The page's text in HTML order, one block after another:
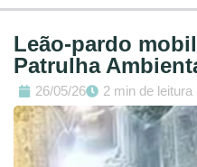
Leão-pardo
Patrulha
26/05/26 2 min de leitura